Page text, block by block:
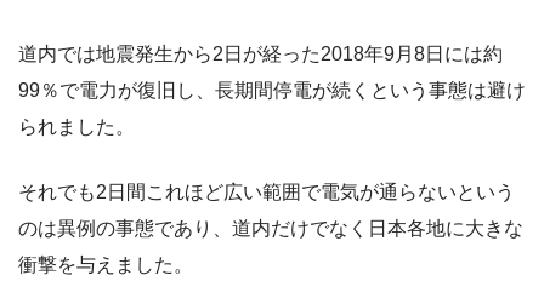
道内では地震発生から2日が経った2018年9月8日には約
99％で電力が復旧し、長期間停電が続くという事態は避け
られました。
それでも2日間これほど広い範囲で電気が通らないという
のは異例の事態であり、道内だけでなく日本各地に大きな
衝撃を与えました。